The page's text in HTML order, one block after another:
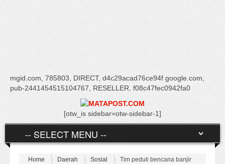
mgid.com, 785803, DIRECT, d4c29acad76ce94f google.com,
pub-2441454515104767, RESELLER, f08c47fec0942fa0
[otw_is sidebar=otw-sidebar-1]
Home Daerah Sosial
Tim peduli bencana banjir